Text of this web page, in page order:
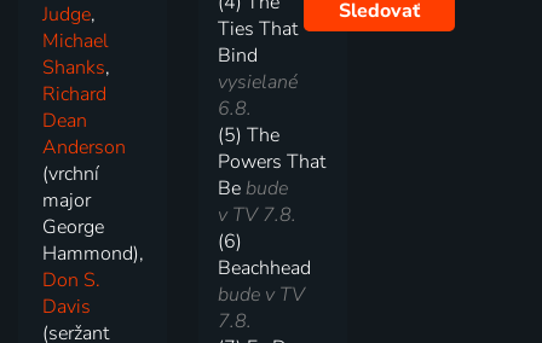
Judge,
Michael
Shanks,
Richard
Dean
Anderson
(vrchní
major
George
Hammond),
Don S.
Davis
(seržant
Ties That
Bind
vysielané
6.8.
Sledovať
(5) The
Powers That
Bebude
v TV 7.8.
(6)
Beachhead
bude v TV
7.8.